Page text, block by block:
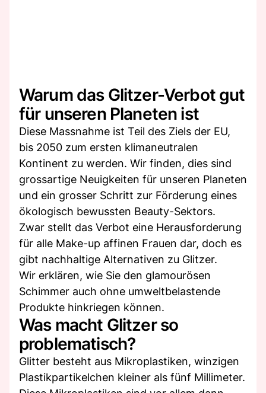
Warum das Glitzer-Verbot gut
für unseren Planeten ist
Diese Massnahme ist Teil des Ziels der EU,
bis 2050 zum ersten klimaneutralen
Kontinent zu werden. Wir finden, dies sind
grossartige Neuigkeiten für unseren Planeten
und ein grosser Schritt zur Förderung eines
ökologisch bewussten Beauty-Sektors.
Zwar stellt das Verbot eine Herausforderung
für alle Make-up affinen Frauen dar, doch es
gibt nachhaltige Alternativen zu Glitzer.
Wir erklären, wie Sie den glamourösen
Schimmer auch ohne umweltbelastende
Produkte hinkriegen können.
Was macht Glitzer so
problematisch?
Glitter besteht aus Mikroplastiken, winzigen
Plastikpartikelchen kleiner als fünf Millimeter.